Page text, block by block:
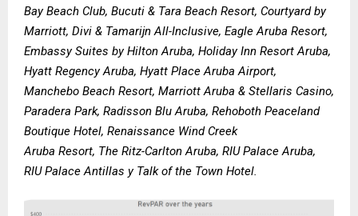
Bay Beach Club, Bucuti & Tara Beach Resort, Courtyard by
Marriott, Divi & Tamarijn All-Inclusive, Eagle Aruba Resort,
Embassy Suites by Hilton Aruba, Holiday Inn Resort Aruba,
Hyatt Regency Aruba, Hyatt Place Aruba Airport,
Manchebo Beach Resort, Marriott Aruba & Stellaris Casino,
Paradera Park, Radisson Blu Aruba, Rehoboth Peaceland
Boutique Hotel, Renaissance Wind Creek
Aruba Resort, The Ritz-Carlton Aruba, RIU Palace Aruba,
RIU Palace Antillas y Talk of the Town Hotel.